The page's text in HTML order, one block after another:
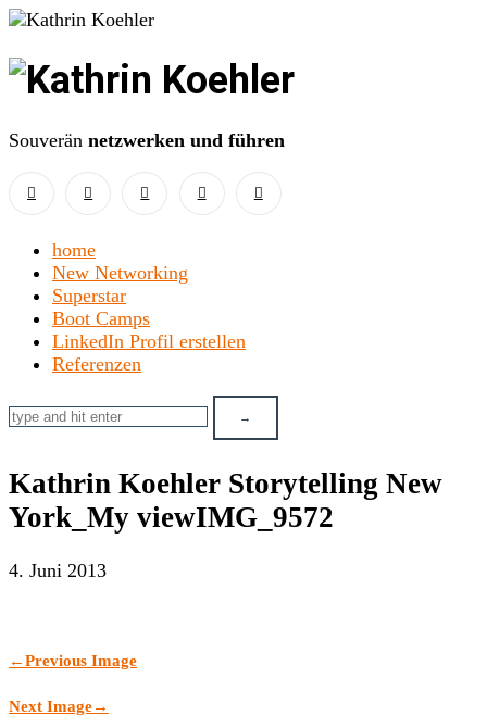
Kathrin
Koehler
Souverän netzwerken und führen
home
New Networking
Superstar
Boot Camps
LinkedIn Profil erstellen
Referenzen
Kathrin Koehler Storytelling New
York_My viewIMG_9572
4. Juni 2013
←Previous Image
Next Image→